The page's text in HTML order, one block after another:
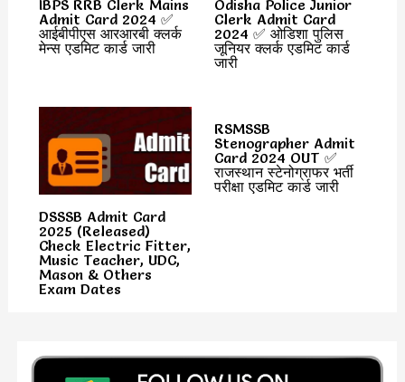
IBPS RRB Clerk Mains
Admit Card 2024 ✅
आईबीपीएस आरआरबी क्लर्क
मेन्स एडमिट कार्ड जारी
Odisha Police Junior
Clerk Admit Card
2024 ✅ ओडिशा पुलिस
जूनियर क्लर्क एडमिट कार्ड
जारी
DSSSB Admit Card
2025 (Released)
Check Electric Fitter,
Music Teacher, UDC,
Mason & Others
Exam Dates
RSMSSB
Stenographer Admit
Card 2024 OUT ✅
राजस्थान स्टेनोग्राफर भर्ती
परीक्षा एडमिट कार्ड जारी